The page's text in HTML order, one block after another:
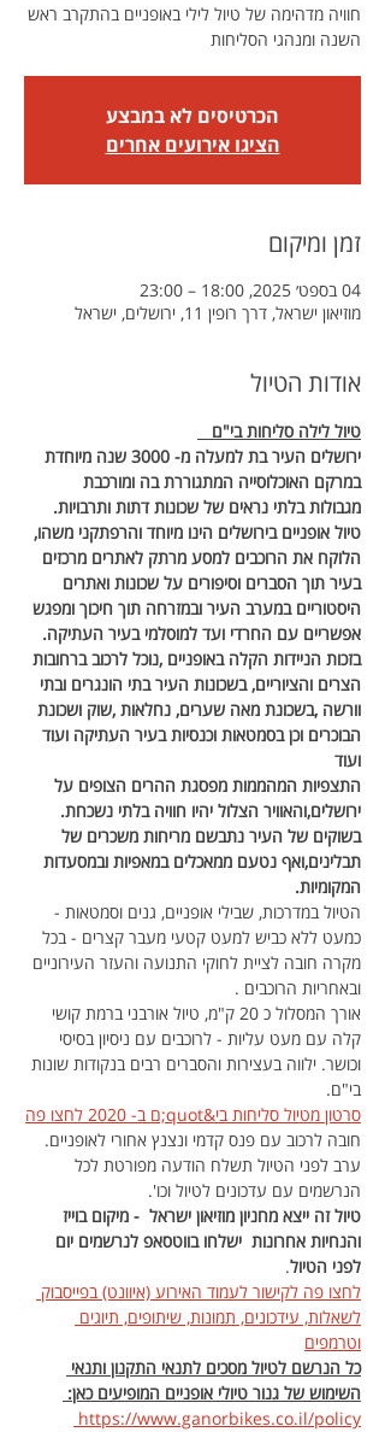
חוויה מדהימה של טיול לילי באופניים בהתקרב ראש
השנה ומנהגי הסליחות
הכרטיסים לא במבצע
הציגו אירועים אחרים
זמן ומיקום
04 בספט׳ 2025, 18:00 – 23:00
מוזיאון ישראל, דרך רופין 11, ירושלים, ישראל
אודות הטיול
טיול לילה סליחות בי"ם
ירושלים העיר בת למעלה מ- 3000 שנה מיוחדת
במרקם האוכלוסייה המתגוררת בה ומורכבת
מגבולות בלתי נראים של שכונות דתות ותרבויות.
טיול אופניים בירושלים הינו מיוחד והרפתקני משהו,
הלוקח את הרוכבים למסע מרתק לאתרים מרכזים
בעיר תוך הסברים וסיפורים על שכונות ואתרים
היסטוריים במערב העיר ובמזרחה תוך חיכוך ומפגש
אפשריים עם החרדי ועד למוסלמי בעיר העתיקה.
בזכות הניידות הקלה באופניים ,נוכל לרכוב ברחובות
הצרים והציוריים, בשכונות העיר בתי הונגרים ובתי
וורשה ,בשכונת מאה שערים, נחלאות ,שוק ושכונת
הבוכרים וכן בסמטאות וכנסיות בעיר העתיקה ועוד
ועוד
התצפיות המהממות מפסגת ההרים הצופים על
ירושלים,והאוויר הצלול יהיו חוויה בלתי נשכחת.
בשוקים של העיר נתבשם מריחות משכרים של
תבלינים,ואף נטעם ממאכלים במאפיות ובמסעדות
המקומיות.
הטיול במדרכות, שבילי אופניים, גנים וסמטאות -
כמעט ללא כביש למעט קטעי מעבר קצרים - בכל
מקרה חובה לציית לחוקי התנועה והעזר העירוניים
ובאחריות הרוכבים .
אורך המסלול כ 20 ק"מ, טיול אורבני ברמת קושי
קלה עם מעט עליות - לרוכבים עם ניסיון בסיסי
וכושר. ילווה בעצירות והסברים רבים בנקודות שונות
בי"ם.
סרטון מטיול סליחות בי&quot;ם ב- 2020 לחצו פה
חובה לרכוב עם פנס קדמי ונצנץ אחורי לאופניים.
ערב לפני הטיול תשלח הודעה מפורטת לכל
הנרשמים עם עדכונים לטיול וכו'.
טיול זה ייצא מחניון מוזיאון ישראל  - מיקום בוייז
והנחיות אחרונות  ישלחו בווטסאפ לנרשמים יום
לפני הטיול.
לחצו פה לקישור לעמוד האירוע (איוונט) בפייסבוק
לשאלות, עידכונים, תמונות, שיתופים, תיוגים
וטרמפים
כל הנרשם לטיול מסכים לתנאי התקנון ותנאי
השימוש של גנור טיולי אופניים המופיעים כאן:
https://www.ganorbikes.co.il/policy